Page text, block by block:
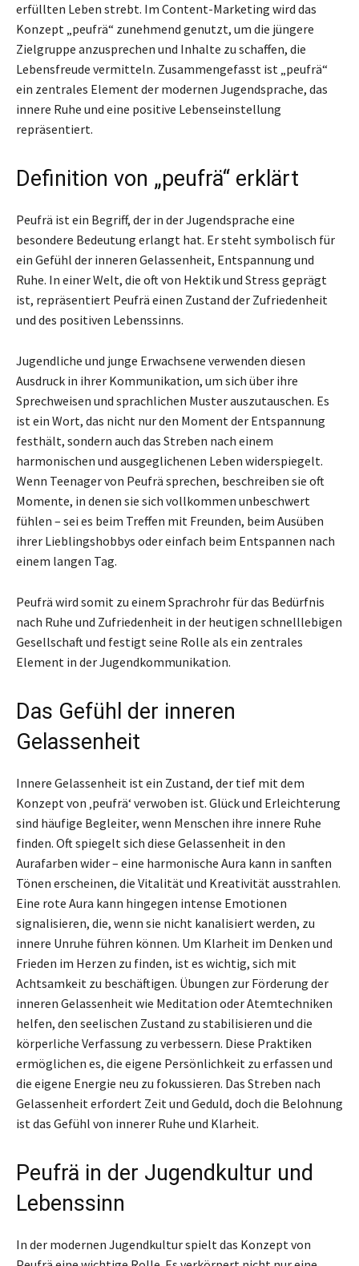
erfüllten Leben strebt. Im Content-Marketing wird das
Konzept „peufrä“ zunehmend genutzt, um die jüngere
Zielgruppe anzusprechen und Inhalte zu schaffen, die
Lebensfreude vermitteln. Zusammengefasst ist „peufrä“
ein zentrales Element der modernen Jugendsprache, das
innere Ruhe und eine positive Lebenseinstellung
repräsentiert.
Definition von „peufrä“ erklärt
Peufrä ist ein Begriff, der in der Jugendsprache eine
besondere Bedeutung erlangt hat. Er steht symbolisch für
ein Gefühl der inneren Gelassenheit, Entspannung und
Ruhe. In einer Welt, die oft von Hektik und Stress geprägt
ist, repräsentiert Peufrä einen Zustand der Zufriedenheit
und des positiven Lebenssinns.
Jugendliche und junge Erwachsene verwenden diesen
Ausdruck in ihrer Kommunikation, um sich über ihre
Sprechweisen und sprachlichen Muster auszutauschen. Es
ist ein Wort, das nicht nur den Moment der Entspannung
festhält, sondern auch das Streben nach einem
harmonischen und ausgeglichenen Leben widerspiegelt.
Wenn Teenager von Peufrä sprechen, beschreiben sie oft
Momente, in denen sie sich vollkommen unbeschwert
fühlen – sei es beim Treffen mit Freunden, beim Ausüben
ihrer Lieblingshobbys oder einfach beim Entspannen nach
einem langen Tag.
Peufrä wird somit zu einem Sprachrohr für das Bedürfnis
nach Ruhe und Zufriedenheit in der heutigen schnelllebigen
Gesellschaft und festigt seine Rolle als ein zentrales
Element in der Jugendkommunikation.
Das Gefühl der inneren
Gelassenheit
Innere Gelassenheit ist ein Zustand, der tief mit dem
Konzept von ‚peufrä‘ verwoben ist. Glück und Erleichterung
sind häufige Begleiter, wenn Menschen ihre innere Ruhe
finden. Oft spiegelt sich diese Gelassenheit in den
Aurafarben wider – eine harmonische Aura kann in sanften
Tönen erscheinen, die Vitalität und Kreativität ausstrahlen.
Eine rote Aura kann hingegen intense Emotionen
signalisieren, die, wenn sie nicht kanalisiert werden, zu
innere Unruhe führen können. Um Klarheit im Denken und
Frieden im Herzen zu finden, ist es wichtig, sich mit
Achtsamkeit zu beschäftigen. Übungen zur Förderung der
inneren Gelassenheit wie Meditation oder Atemtechniken
helfen, den seelischen Zustand zu stabilisieren und die
körperliche Verfassung zu verbessern. Diese Praktiken
ermöglichen es, die eigene Persönlichkeit zu erfassen und
die eigene Energie neu zu fokussieren. Das Streben nach
Gelassenheit erfordert Zeit und Geduld, doch die Belohnung
ist das Gefühl von innerer Ruhe und Klarheit.
Peufrä in der Jugendkultur und
Lebenssinn
In der modernen Jugendkultur spielt das Konzept von